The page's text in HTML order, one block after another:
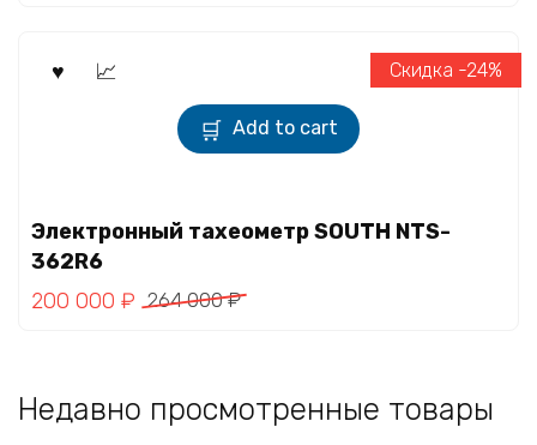
Add to cart
Скидка -24%
Электронный тахеометр SOUTH NTS-
362R6
264 000₽
200 000 ₽
Недавно просмотренные товары